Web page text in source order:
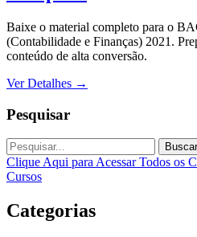
Baixe o material completo para o
(Contabilidade e Finanças) 2021.
conteúdo de alta conversão.
Ver Detalhes →
Pesquisar
Buscar
Clique Aqui para Acessar Todos os
Cursos
Categorias